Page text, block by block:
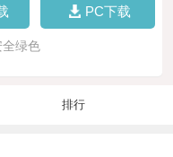
PC下载
绿色
排行